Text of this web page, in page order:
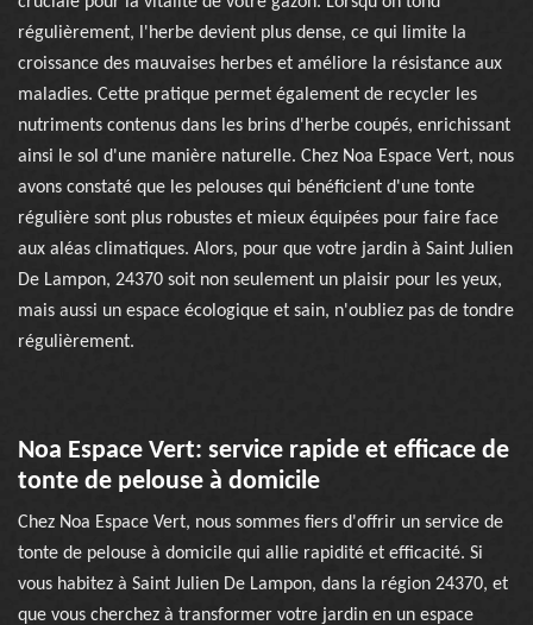
régulièrement, l'herbe devient plus dense, ce qui limite la
croissance des mauvaises herbes et améliore la résistance aux
maladies. Cette pratique permet également de recycler les
nutriments contenus dans les brins d'herbe coupés, enrichissant
ainsi le sol d'une manière naturelle. Chez Noa Espace Vert, nous
avons constaté que les pelouses qui bénéficient d'une tonte
régulière sont plus robustes et mieux équipées pour faire face
aux aléas climatiques. Alors, pour que votre jardin à Saint Julien
De Lampon, 24370 soit non seulement un plaisir pour les yeux,
mais aussi un espace écologique et sain, n'oubliez pas de tondre
régulièrement.
Noa Espace Vert: service rapide et efficace de
tonte de pelouse à domicile
Chez Noa Espace Vert, nous sommes fiers d'offrir un service de
tonte de pelouse à domicile qui allie rapidité et efficacité. Si
vous habitez à Saint Julien De Lampon, dans la région 24370, et
que vous cherchez à transformer votre jardin en un espace